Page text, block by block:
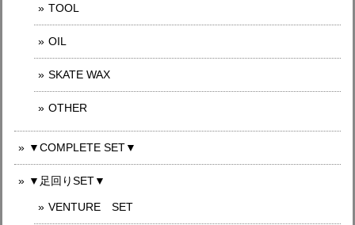
TOOL
OIL
SKATE WAX
OTHER
▼COMPLETE SET▼
▼足回りSET▼
VENTURE SET